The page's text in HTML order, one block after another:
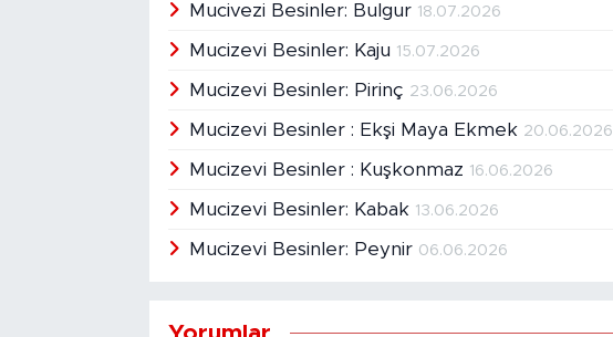
Mucivezi Besinler: Bulgur 18.07.2026
Mucizevi Besinler: Kaju 15.07.2026
Mucizevi Besinler: Pirinç 23.06.2026
Mucizevi Besinler : Ekşi Maya Ekmek 20.06.2026
Mucizevi Besinler : Kuşkonmaz 16.06.2026
Mucizevi Besinler: Kabak 13.06.2026
Mucizevi Besinler: Peynir 06.06.2026